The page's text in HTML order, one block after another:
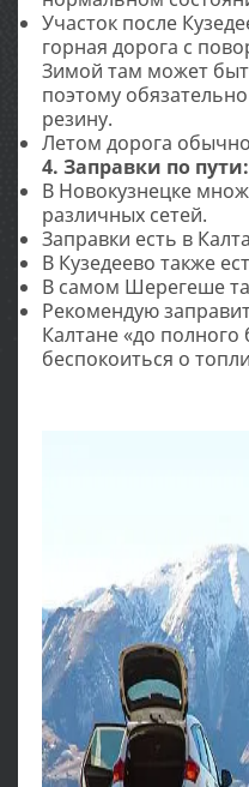
Участок после
горная дорога с
Зимой там может
поэтому
резину.
Летом дорога
4. Заправки по пути:
В Новокузнецке
различных сетей.
Заправки есть в
В Кузедеево также
В самом Шерегеше
Рекомендую
Калтане «до полного
беспокоиться о